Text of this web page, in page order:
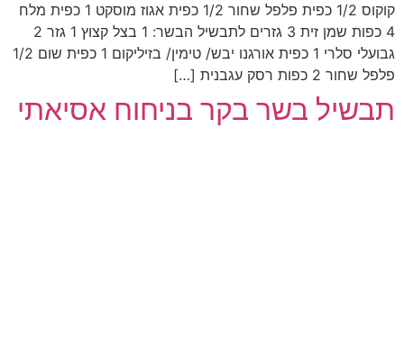
קוקוס 1/2 כפית פלפל שחור 1/2 כפית אגוז מוסקט 1 כפית מלח
4 כפות שמן זית 3 גזרים לתבשיל הבשר: 1 בצל קצוץ 1 גזר 2
גבועלי סלרי 1 כפית אורגנו יבש/ טימין/ בזיליקום 1 כפית שום 1/2
פלפל שחור 2 כפות רסק עגבנית […]
תבשיל בשר בקר בניחוח אסיאתי